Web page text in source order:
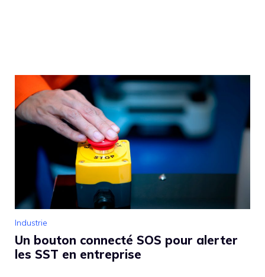
Industrie
Un bouton connecté SOS pour alerter
les SST en entreprise